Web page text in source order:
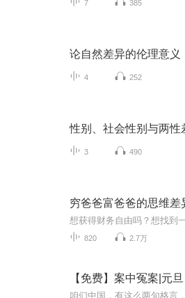
7 385
论自然差异的伦理意义
4 252
性别、社会性别与两性
3 490
穷爸爸富爸爸的思维差
820 2.7万
【免费】案中冤案|元